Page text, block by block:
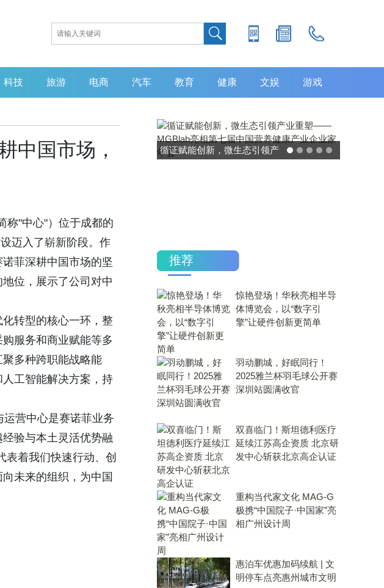
科技 旅游 电商 汽车 教育 健康 文娱 游戏
中国市场，
称"中心"）位于成都的
迈入了崭新阶段。作
菲深耕中国市场的坚
位，展示了公司对中
转型的核心一环，整
服务和商业赋能等多
多种跨职能战略能
工智能解决方案，持
营中心是赛诺菲业务
验与本土灵活优势融
表着我们快速行动、创
未来的组织，为中国
循证赋能创新，微生态引领产
推荐
惊艳登场！华秋亮相半导
体博览会，以“数字引
擎”让硬件创新更简单
羽动鹏城，好眠同行！
2025雅兰杯羽毛球公开赛
深圳站圆满收官
双喜临门！斯坦德利医疗
延续江苏高企资质 北京研
发中心斩获北京高企认证
重构当代家文化 MAG-G
极携“中国院子·中国家”亮
相广州设计周
惠泊车优惠加码续航 | 文
明停车点亮惠州城市文明